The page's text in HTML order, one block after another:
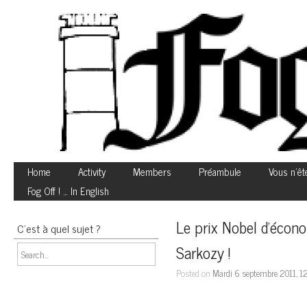
Home Activity Members Préambule
Vous
Fog Off ! … In English
C’est à quel sujet ?
Le prix Nobel
Sarkozy !
Posted on Mardi 6 septembre 2011,